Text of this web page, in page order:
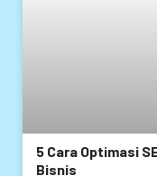
5 Cara Optimasi
Bisnis